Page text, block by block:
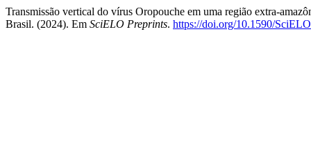
Transmissão vertical do vírus Oropouche em uma região extra-
Brasil. (2024). Em SciELO Preprints. https://doi.org/10.1590/